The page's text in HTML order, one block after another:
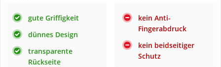
gute Griffigkeit
dünnes Design
transparente
Rückseite
kein Anti-
Fingerabdruck
kein beidseitiger
Schutz